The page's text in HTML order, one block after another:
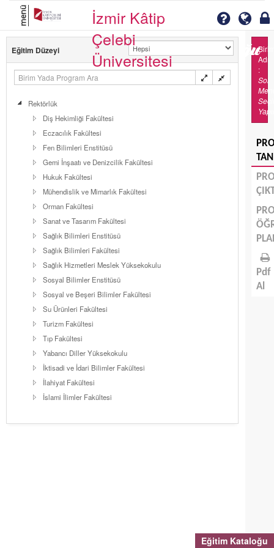
Eğitim Kataloğu
menü
İzmir Kâtip
Çelebi
Üniversitesi
Eğitim Düzeyi
Rektörlük
Diş Hekimliği Fakültesi
Eczacılık Fakültesi
Fen Bilimleri Enstitüsü
Gemi İnşaatı ve Denizcilik Fakültesi
Hukuk Fakültesi
Mühendislik ve Mimarlık Fakültesi
Orman Fakültesi
Sanat ve Tasarım Fakültesi
Sağlık Bilimleri Enstitüsü
Sağlık Bilimleri Fakültesi
Sağlık Hizmetleri Meslek Yüksekokulu
Sosyal Bilimler Enstitüsü
Sosyal ve Beşeri Bilimler Fakültesi
Su Ürünleri Fakültesi
Turizm Fakültesi
Tıp Fakültesi
Yabancı Diller Yüksekokulu
İktisadi ve İdari Bilimler Fakültesi
İlahiyat Fakültesi
İslami İlimler Fakültesi
Adı
:
Sol
Pdf
Al